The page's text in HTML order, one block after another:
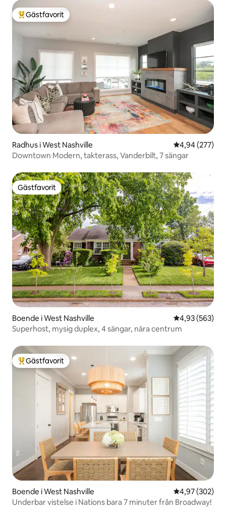
Populär gästfavorit
Gästfavorit
Radhus i West Nashville 4,94 av 5 i
4,94 (277)
Downtown Modern, takterass, Vanderbilt, 7 sängar
Gästfavorit
Gästfavorit
Boende i West Nashville 4,93 av 5 i
4,93 (563)
Superhost, mysig duplex, 4 sängar, nära centrum
Populär gästfavorit
Gästfavorit
Boende i West Nashville 4,97 av 5 i
4,97 (302)
Underbar vistelse i Nations bara 7 minuter från Broadway!